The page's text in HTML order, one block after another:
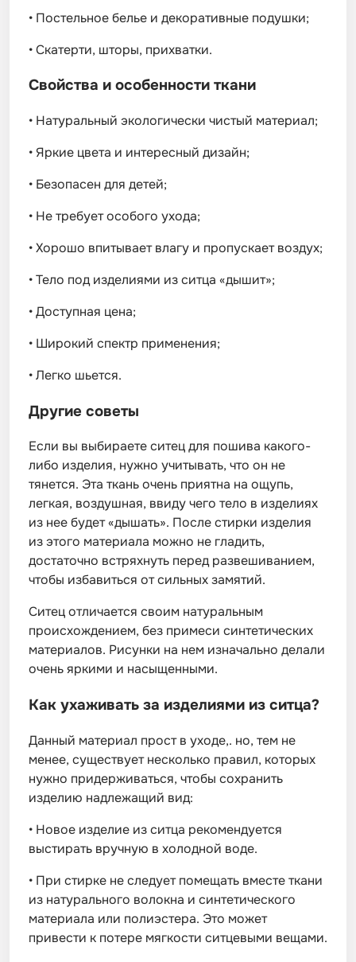
• Постельное белье и декоративные подушки;
•Скатерти, шторы, прихватки.
Свойства и особенности ткани
• Натуральный экологически чистый материал;
• Яркие цвета и интересный дизайн;
• Безопасен для детей;
• Не требует особого ухода;
•Хорошо впитывает влагу и пропускает воздух;
•Тело под изделиями из ситца «дышит»;
•Доступная цена;
• Широкий спектр применения;
•Легко шьется.
Другие советы
Если вы выбираете ситец для пошива какого-
либо изделия, нужно учитывать, что он не
тянется. Эта ткань очень приятна на ощупь,
легкая, воздушная, ввиду чего тело в изделиях
из нее будет «дышать». После стирки изделия
из этого материала можно не гладить,
достаточно встряхнуть перед развешиванием,
чтобы избавиться от сильных замятий.
Ситец отличается своим натуральным
происхождением, без примеси синтетических
материалов. Рисунки на нем изначально делали
очень яркими и насыщенными.
Как ухаживать за изделиями из ситца?
Данный материал прост в уходе,. но, тем не
менее, существует несколько правил, которых
нужно придерживаться, чтобы сохранить
изделию надлежащий вид:
• Новое изделие из ситца рекомендуется
выстирать вручную в холодной воде.
• При стирке не следует помещать вместе ткани
из натурального волокна и синтетического
материала или полиэстера. Это может
привести к потере мягкости ситцевыми вещами.